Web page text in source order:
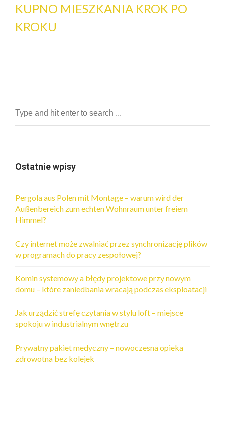
KUPNO MIESZKANIA KROK PO
KROKU
Ostatnie wpisy
Pergola aus Polen mit Montage – warum wird der
Außenbereich zum echten Wohnraum unter freiem
Himmel?
Czy internet może zwalniać przez synchronizację plików
w programach do pracy zespołowej?
Komin systemowy a błędy projektowe przy nowym
domu – które zaniedbania wracają podczas eksploatacji
Jak urządzić strefę czytania w stylu loft – miejsce
spokoju w industrialnym wnętrzu
Prywatny pakiet medyczny – nowoczesna opieka
zdrowotna bez kolejek